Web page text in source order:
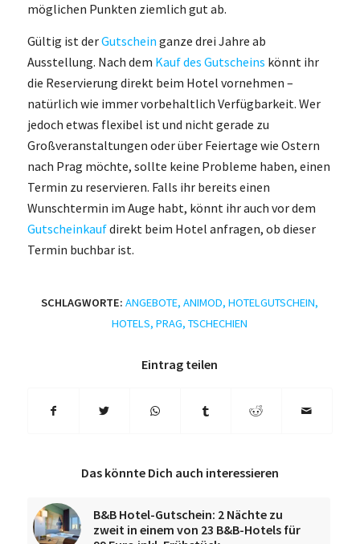
möglichen Punkten ziemlich gut ab.
Gültig ist derGutschein ganze drei Jahre ab
Ausstellung. Nach dem Kauf des Gutscheins könnt ihr
die Reservierung direkt beim Hotel vornehmen –
natürlich wie immer vorbehaltlich Verfügbarkeit. Wer
jedoch etwas flexibel ist und nicht gerade zu
Großveranstaltungen oder über Feiertage wie Ostern
nach Prag möchte, sollte keine Probleme haben, einen
Termin zu reservieren. Falls ihr bereits einen
Wunschtermin im Auge habt, könnt ihr auch vor dem
Gutscheinkaufdirekt beim Hotel anfragen, ob dieser
Termin buchbar ist.
SCHLAGWORTE: ANGEBOTE,ANIMOD,HOTELGUTSCHEIN,
HOTELS,PRAG,TSCHECHIEN
Eintrag teilen
Das könnte Dich auch interessieren
B&B Hotel-Gutschein: 2 Nächte zu
zweit in einem von 23 B&B-Hotels für